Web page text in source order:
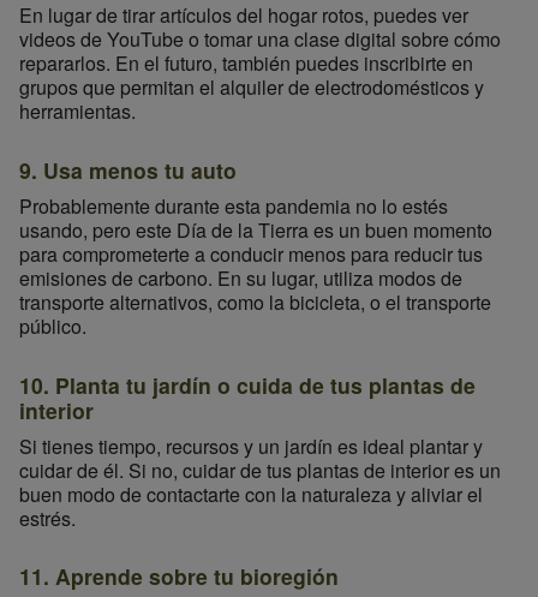
En lugar de tirar artículos del hogar rotos, puedes ver
videos de YouTube o tomar una clase digital sobre cómo
repararlos. En el futuro, también puedes inscribirte en
grupos que permitan el alquiler de electrodomésticos y
herramientas.
9. Usa menos tu auto
Probablemente durante esta pandemia no lo estés
usando, pero este Día de la Tierra es un buen momento
para comprometerte a conducir menos para reducir tus
emisiones de carbono. En su lugar, utiliza modos de
transporte alternativos, como la bicicleta, o el transporte
público.
10. Planta tu jardín o cuida de tus plantas de
interior
Si tienes tiempo, recursos y un jardín es ideal plantar y
cuidar de él. Si no, cuidar de tus plantas de interior es un
buen modo de contactarte con la naturaleza y aliviar el
estrés.
11. Aprende sobre tu bioregión